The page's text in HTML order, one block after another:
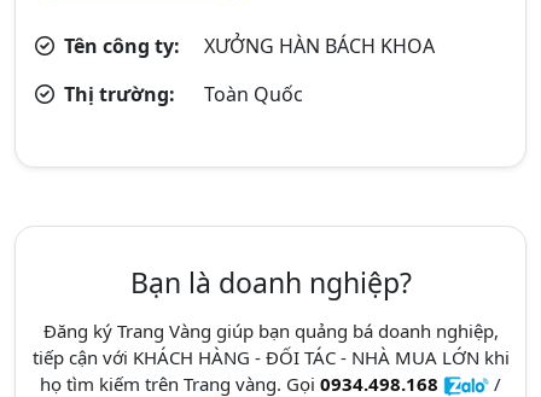
Tên công ty:
XƯỞNG HÀN BÁCH KHOA
Thị trường:
Toàn Quốc
Bạn là doanh nghiệp?
Đăng ký Trang Vàng giúp bạn quảng bá doanh nghiệp,
tiếp cận với KHÁCH HÀNG - ĐỐI TÁC - NHÀ MUA LỚN khi
họ tìm kiếm trên Trang vàng. Gọi 0934.498.168
/